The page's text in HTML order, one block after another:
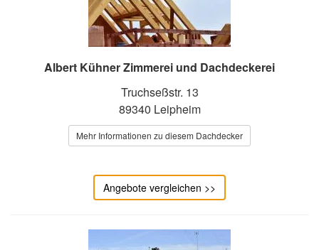
Albert Kühner Zimmerei und Dachdeckerei
Truchseßstr. 13
89340 Leipheim
Mehr Informationen zu diesem Dachdecker
Angebote vergleichen >>